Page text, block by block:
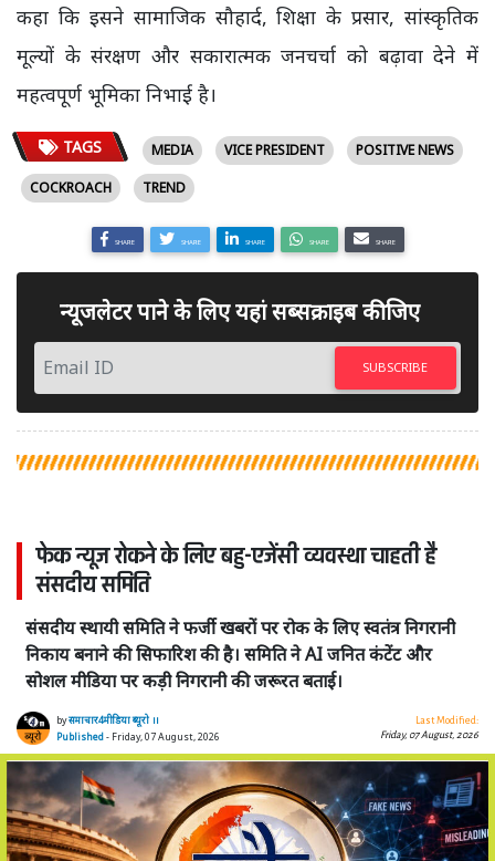
कहा कि इसने सामाजिक सौहार्द, शिक्षा के प्रसार, सांस्कृतिक
मूल्यों के संरक्षण और सकारात्मक जनचर्चा को बढ़ावा देने में
महत्वपूर्ण भूमिका निभाई है।
TAGS MEDIA VICE PRESIDENT
POSITIVE NEWS
COCKROACH
TREND
SHARE SHARE SHARE SHARE SHARE
न्यूजलेटर पाने के लिए यहां सब्सक्राइब कीजिए
SUBSCRIBE
फेक न्यूज रोकने के लिए बहु-एजेंसी व्यवस्था चाहती है
संसदीय समिति
संसदीय स्थायी समिति ने फर्जी खबरों पर रोक के लिए स्वतंत्र निगरानी
निकाय बनाने की सिफारिश की है। समिति ने AI जनित कंटेंट और
सोशल मीडिया पर कड़ी निगरानी की जरूरत बताई।
byसमाचार4मीडिया ब्यूरो ।।
Published- Friday, 07 August, 2026
Last Modified:
Friday, 07 August, 2026